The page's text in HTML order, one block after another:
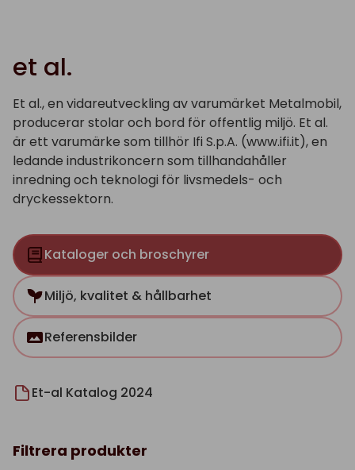
et al.
Et al., en vidareutveckling av varumärket Metalmobil,
producerar stolar och bord för offentlig miljö. Et al.
är ett varumärke som tillhör Ifi S.p.A. (www.ifi.it), en
ledande industrikoncern som tillhandahåller
inredning och teknologi för livsmedels- och
dryckessektorn.
Kataloger och broschyrer
Miljö, kvalitet & hållbarhet
Referensbilder
Et-al Katalog 2024
Filtrera produkter